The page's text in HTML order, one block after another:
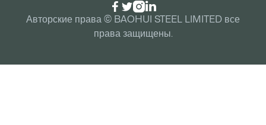
Авторские права © BAOHUI STEEL LIMITED все
права защищены.
 